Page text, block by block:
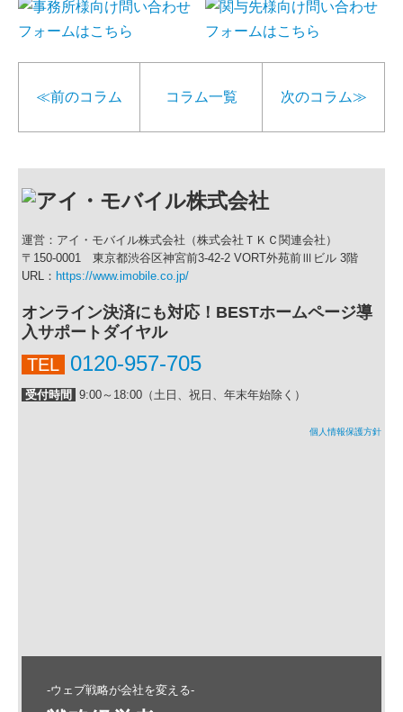
≪前のコラム コラム一覧 次のコラム≫
運営：アイ・モバイル株式会社（株式会社ＴＫＣ関連会社）
〒150-0001 東京都渋谷区神宮前3-42-2 VORT外苑前Ⅲビル 3階
URL： https://www.imobile.co.jp/
オンライン決済にも対応！BESTホームページ導
入サポートダイヤル
TEL 0120-957-705
受付時間 9:00～18:00（土日、祝日、年末年始除く）
個人情報保護方針
-ウェブ戦略が会社を変える-